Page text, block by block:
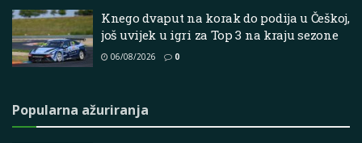
Knego dvaput na korak do podija u Češkoj,
još uvijek u igri za Top 3 na kraju sezone
06/08/2026 0
Popularna ažuriranja